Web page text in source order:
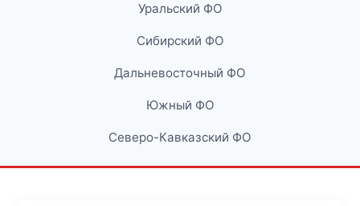
Уральский ФО
Сибирский ФО
Дальневосточный ФО
Южный ФО
Северо-Кавказский ФО